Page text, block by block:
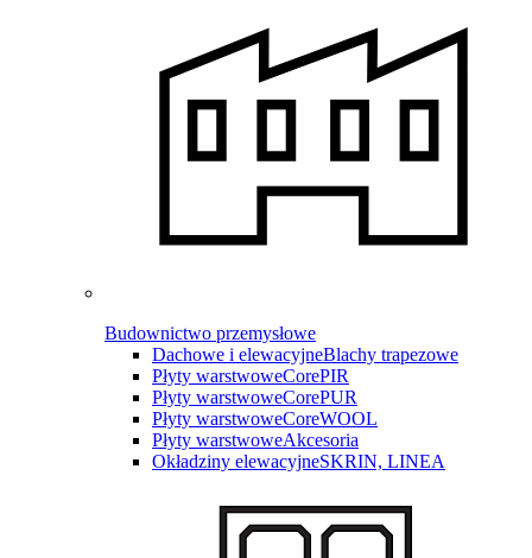
Budownictwo przemysłowe
Dachowe i elewacyjneBlachy trapezowe
Płyty warstwoweCorePIR
Płyty warstwoweCorePUR
Płyty warstwoweCoreWOOL
Płyty warstwoweAkcesoria
Okładziny elewacyjneSKRIN, LINEA